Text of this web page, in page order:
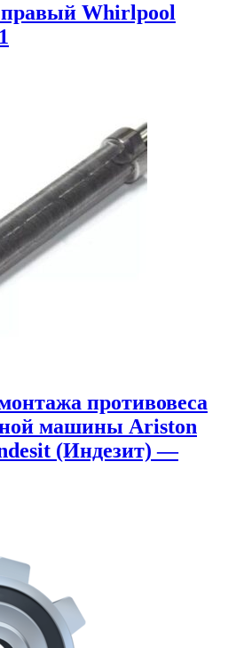
правый Whirlpool
противовеса
машины Ariston
(Индезит) —